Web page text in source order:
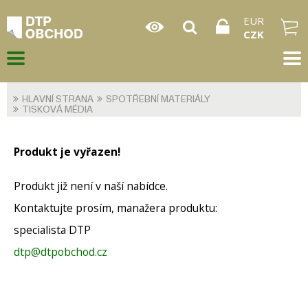
EUR
CZK
HLAVNÍ STRANA
SPOTŘEBNÍ MATERIÁLY
TISKOVÁ MÉDIA
Produkt je vyřazen!
Produkt již není v naší nabídce.
Kontaktujte prosím, manažera produktu:
specialista DTP
dtp@dtpobchod.cz